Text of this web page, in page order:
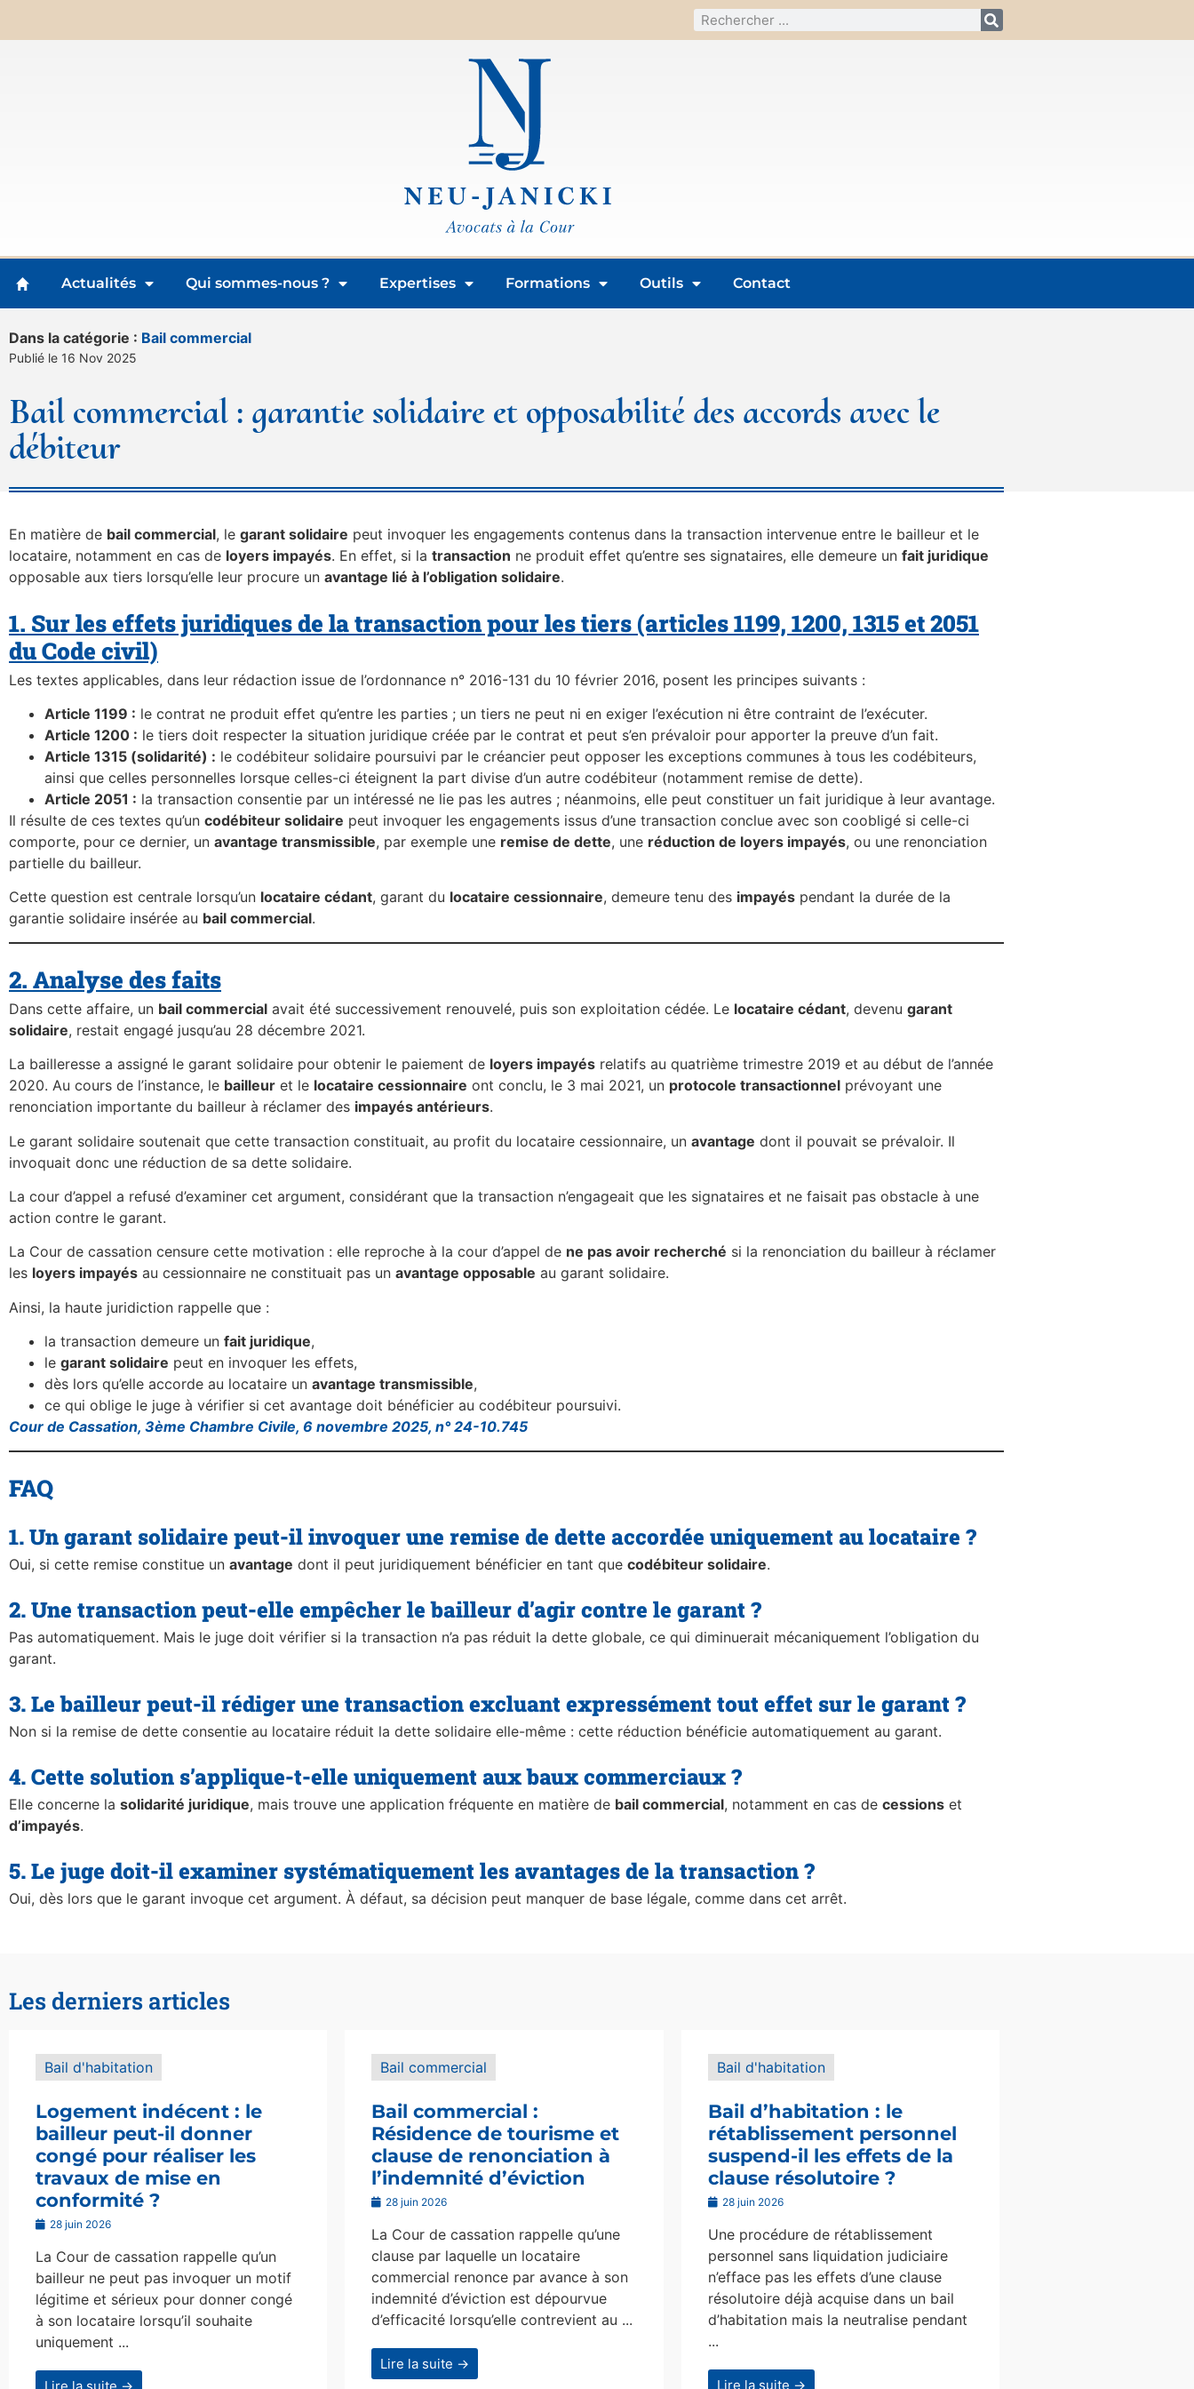
Actualités Qui sommes-nous ? Expertises Formations Outils Contact
Dans la catégorie : Bail commercial
Publié le 16 Nov 2025
Bail commercial : garantie solidaire et opposabilité des accords avec le
débiteur
En matière de bail commercial, le garant solidaire peut invoquer les engagements contenus dans la transaction intervenue entre le bailleur et le
locataire, notamment en cas de loyers impayés. En effet, si la transaction ne produit effet qu’entre ses signataires, elle demeure un fait juridique
opposable aux tiers lorsqu’elle leur procure un avantage lié à l’obligation solidaire.
1. Sur les effets juridiques de la transaction pour les tiers (articles 1199, 1200, 1315 et 2051
du Code civil)
Les textes applicables, dans leur rédaction issue de l’ordonnance n° 2016-131 du 10 février 2016, posent les principes suivants :
Article 1199 : le contrat ne produit effet qu’entre les parties ; un tiers ne peut ni en exiger l’exécution ni être contraint de l’exécuter.
Article 1200 : le tiers doit respecter la situation juridique créée par le contrat et peut s’en prévaloir pour apporter la preuve d’un fait.
Article 1315 (solidarité) : le codébiteur solidaire poursuivi par le créancier peut opposer les exceptions communes à tous les codébiteurs,
ainsi que celles personnelles lorsque celles-ci éteignent la part divise d’un autre codébiteur (notamment remise de dette).
Article 2051 : la transaction consentie par un intéressé ne lie pas les autres ; néanmoins, elle peut constituer un fait juridique à leur avantage.
Il résulte de ces textes qu’un codébiteur solidaire peut invoquer les engagements issus d’une transaction conclue avec son coobligé si celle-ci
comporte, pour ce dernier, un avantage transmissible, par exemple une remise de dette, une réduction de loyers impayés, ou une renonciation
partielle du bailleur.
Cette question est centrale lorsqu’un locataire cédant, garant du locataire cessionnaire, demeure tenu des impayés pendant la durée de la
garantie solidaire insérée au bail commercial.
2. Analyse des faits
Dans cette affaire, un bail commercial avait été successivement renouvelé, puis son exploitation cédée. Le locataire cédant, devenu garant
solidaire, restait engagé jusqu’au 28 décembre 2021.
La bailleresse a assigné le garant solidaire pour obtenir le paiement de loyers impayés relatifs au quatrième trimestre 2019 et au début de l’année
2020. Au cours de l’instance, le bailleur et le locataire cessionnaire ont conclu, le 3 mai 2021, un protocole transactionnel prévoyant une
renonciation importante du bailleur à réclamer des impayés antérieurs.
Le garant solidaire soutenait que cette transaction constituait, au profit du locataire cessionnaire, un avantage dont il pouvait se prévaloir. Il
invoquait donc une réduction de sa dette solidaire.
La cour d’appel a refusé d’examiner cet argument, considérant que la transaction n’engageait que les signataires et ne faisait pas obstacle à une
action contre le garant.
La Cour de cassation censure cette motivation : elle reproche à la cour d’appel de ne pas avoir recherché si la renonciation du bailleur à réclamer
les loyers impayés au cessionnaire ne constituait pas un avantage opposable au garant solidaire.
Ainsi, la haute juridiction rappelle que :
la transaction demeure un fait juridique,
le garant solidaire peut en invoquer les effets,
dès lors qu’elle accorde au locataire un avantage transmissible,
ce qui oblige le juge à vérifier si cet avantage doit bénéficier au codébiteur poursuivi.
Cour de Cassation, 3ème Chambre Civile, 6 novembre 2025, n° 24-10.745
FAQ
1. Un garant solidaire peut-il invoquer une remise de dette accordée uniquement au locataire ?
Oui, si cette remise constitue un avantage dont il peut juridiquement bénéficier en tant que codébiteur solidaire.
2. Une transaction peut-elle empêcher le bailleur d’agir contre le garant ?
Pas automatiquement. Mais le juge doit vérifier si la transaction n’a pas réduit la dette globale, ce qui diminuerait mécaniquement l’obligation du
garant.
3. Le bailleur peut-il rédiger une transaction excluant expressément tout effet sur le garant ?
Non si la remise de dette consentie au locataire réduit la dette solidaire elle-même : cette réduction bénéficie automatiquement au garant.
4. Cette solution s’applique-t-elle uniquement aux baux commerciaux ?
Elle concerne la solidarité juridique, mais trouve une application fréquente en matière de bail commercial, notamment en cas de cessions et
d’impayés.
5. Le juge doit-il examiner systématiquement les avantages de la transaction ?
Oui, dès lors que le garant invoque cet argument. À défaut, sa décision peut manquer de base légale, comme dans cet arrêt.
Les derniers articles
Bail d'habitation
Logement indécent : le
bailleur peut-il donner
congé pour réaliser les
travaux de mise en
conformité ?
28 juin 2026
La Cour de cassation rappelle qu’un
bailleur ne peut pas invoquer un motif
légitime et sérieux pour donner congé
à son locataire lorsqu’il souhaite
uniquement ...
Lire la suite →
Bail commercial
Bail commercial :
Résidence de tourisme et
clause de renonciation à
l’indemnité d’éviction
28 juin 2026
La Cour de cassation rappelle qu’une
clause par laquelle un locataire
commercial renonce par avance à son
indemnité d’éviction est dépourvue
d’efficacité lorsqu’elle contrevient au ...
Lire la suite →
Bail d'habitation
Bail d’habitation : le
rétablissement personnel
suspend-il les effets de la
clause résolutoire ?
28 juin 2026
Une procédure de rétablissement
personnel sans liquidation judiciaire
n’efface pas les effets d’une clause
résolutoire déjà acquise dans un bail
d’habitation mais la neutralise pendant
...
Lire la suite →